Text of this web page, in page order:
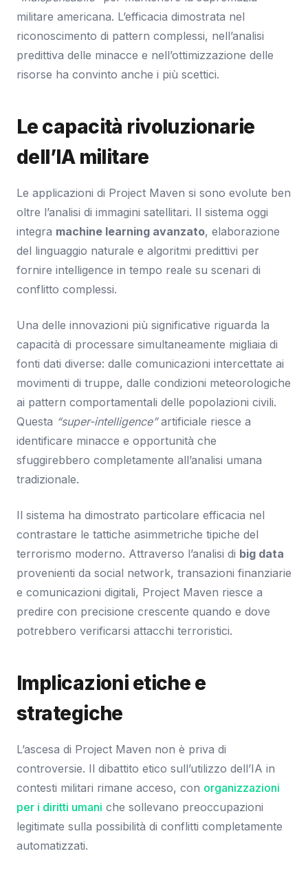
militare americana. L’efficacia dimostrata nel
riconoscimento di pattern complessi, nell’analisi
predittiva delle minacce e nell’ottimizzazione delle
risorse ha convinto anche i più scettici.
Le capacità rivoluzionarie
dell’IA militare
Le applicazioni di Project Maven si sono evolute ben
oltre l’analisi di immagini satellitari. Il sistema oggi
integra machine learning avanzato, elaborazione
del linguaggio naturale e algoritmi predittivi per
fornire intelligence in tempo reale su scenari di
conflitto complessi.
Una delle innovazioni più significative riguarda la
capacità di processare simultaneamente migliaia di
fonti dati diverse: dalle comunicazioni intercettate ai
movimenti di truppe, dalle condizioni meteorologiche
ai pattern comportamentali delle popolazioni civili.
Questa “super-intelligence”artificiale riesce a
identificare minacce e opportunità che
sfuggirebbero completamente all’analisi umana
tradizionale.
Il sistema ha dimostrato particolare efficacia nel
contrastare le tattiche asimmetriche tipiche del
terrorismo moderno. Attraverso l’analisi di big data
provenienti da social network, transazioni finanziarie
e comunicazioni digitali, Project Maven riesce a
predire con precisione crescente quando e dove
potrebbero verificarsi attacchi terroristici.
Implicazioni etiche e
strategiche
L’ascesa di Project Maven non è priva di
controversie. Il dibattito etico sull’utilizzo dell’IA in
contesti militari rimane acceso, con organizzazioni
per i diritti umani che sollevano preoccupazioni
legitimate sulla possibilità di conflitti completamente
automatizzati.